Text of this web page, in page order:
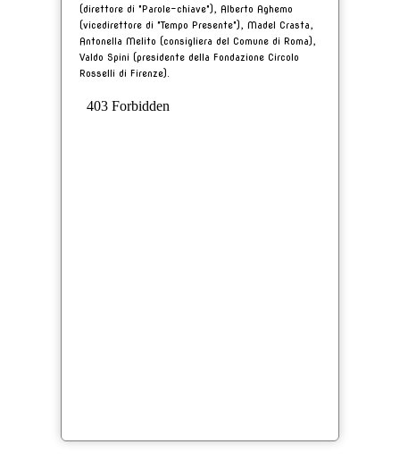
(direttore di "Parole-chiave"), Alberto Aghemo
(vicedirettore di "Tempo Presente"), Madel Crasta,
Antonella Melito (consigliera del Comune di Roma),
Valdo Spini (presidente della Fondazione Circolo
Rosselli di Firenze).